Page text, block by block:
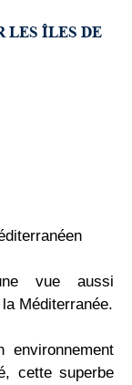
LES ÎLES DE
vue aussi
Méditerranée.
cette superbe